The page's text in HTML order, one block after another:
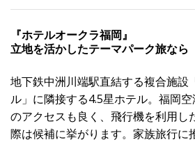
『ホテルオークラ福岡』
立地を活かしたテーマパーク旅なら
地下鉄中洲川端駅直結する複合施設
ル」に隣接する4.5星ホテル。福岡
のアクセスも良く、飛行機を利用し
際は候補に挙がります。家族旅行に